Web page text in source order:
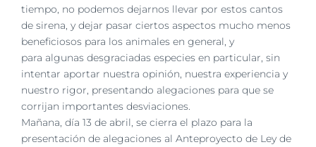
tiempo, no podemos dejarnos llevar por estos cantos
de sirena, y dejar pasar ciertos aspectos mucho menos
beneficiosos para los animales en general, y
para algunas desgraciadas especies en particular, sin
intentar aportar nuestra opinión, nuestra experiencia y
nuestro rigor, presentando alegaciones para que se
corrijan importantes desviaciones.
Mañana, día 13 de abril, se cierra el plazo para la
presentación de alegaciones al Anteproyecto de Ley de